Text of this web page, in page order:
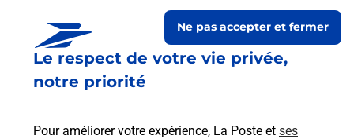
Le respect de votre vie privée,
notre priorité
Pour améliorer votre expérience, La Poste et ses
Ne pas accepter et fermer